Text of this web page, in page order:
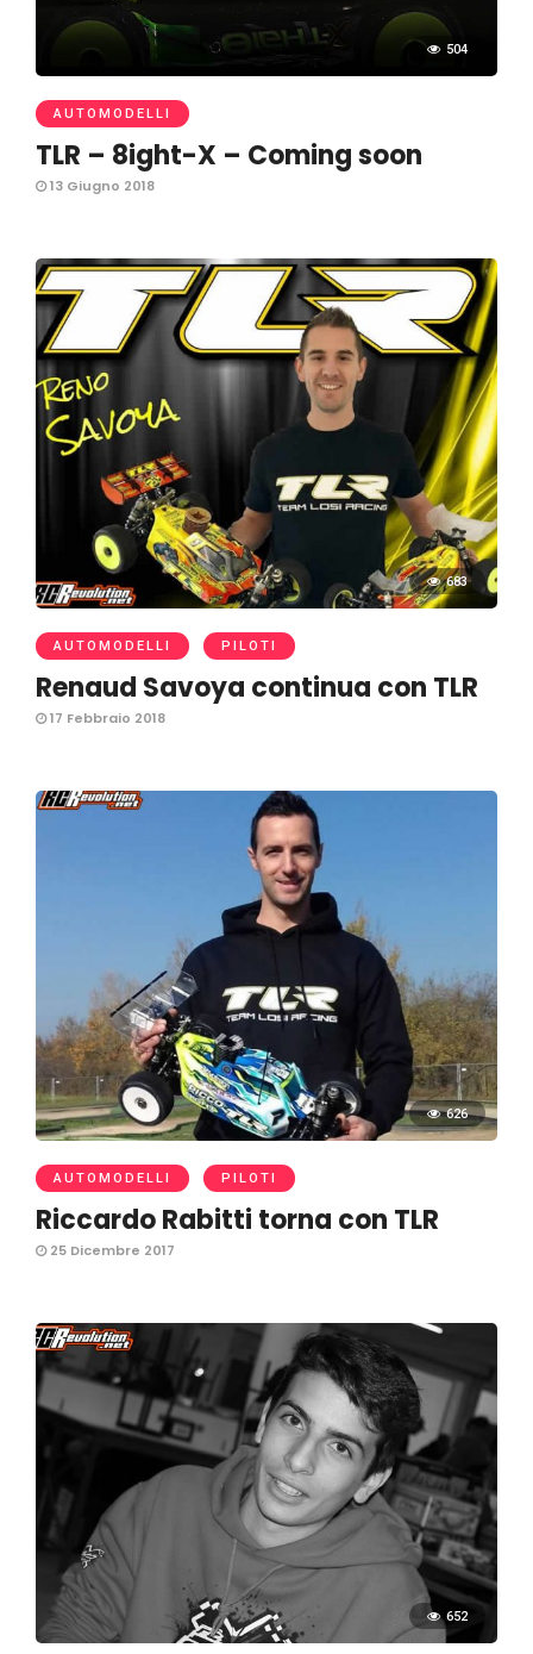
504
AUTOMODELLI
TLR – 8ight-X – Coming soon
13 Giugno 2018
683
AUTOMODELLI PILOTI
Renaud Savoya continua con TLR
17 Febbraio 2018
626
AUTOMODELLI PILOTI
Riccardo Rabitti torna con TLR
25 Dicembre 2017
652